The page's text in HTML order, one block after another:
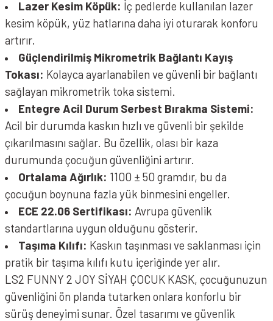
Lazer Kesim Köpük: İç pedlerde kullanılan lazer
kesim köpük, yüz hatlarına daha iyi oturarak konforu
artırır.
Güçlendirilmiş Mikrometrik Bağlantı Kayış
Tokası: Kolayca ayarlanabilen ve güvenli bir bağlantı
sağlayan mikrometrik toka sistemi.
Entegre Acil Durum Serbest Bırakma Sistemi:
Acil bir durumda kaskın hızlı ve güvenli bir şekilde
çıkarılmasını sağlar. Bu özellik, olası bir kaza
durumunda çocuğun güvenliğini artırır.
Ortalama Ağırlık: 1100 ± 50 gramdır, bu da
çocuğun boynuna fazla yük binmesini engeller.
ECE 22.06 Sertifikası: Avrupa güvenlik
standartlarına uygun olduğunu gösterir.
Taşıma Kılıfı: Kaskın taşınması ve saklanması için
pratik bir taşıma kılıfı kutu içeriğinde yer alır.
LS2 FUNNY 2 JOY SİYAH ÇOCUK KASK, çocuğunuzun
güvenliğini ön planda tutarken onlara konforlu bir
sürüş deneyimi sunar. Özel tasarımı ve güvenlik